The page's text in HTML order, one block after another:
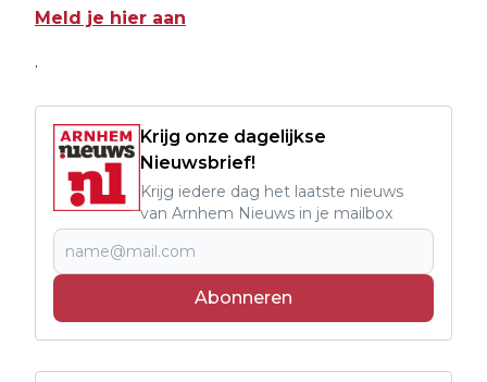
Meld je hier aan
.
Krijg onze dagelijkse
Nieuwsbrief!
Krijg iedere dag het laatste nieuws
van Arnhem Nieuws in je mailbox
Abonneren